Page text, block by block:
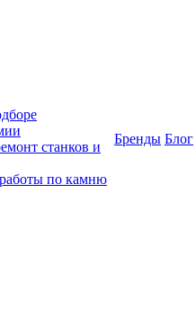
станков и
по камню
Бренды Блог